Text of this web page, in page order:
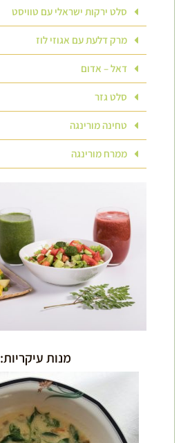
סלט ירקות ישראלי עם טוויסט
מרק דלעת עם אגוזי לוז
דאל – אדום
סלט גזר
טחינה מורינגה
ממרח מורינגה
מנות עיקריות: